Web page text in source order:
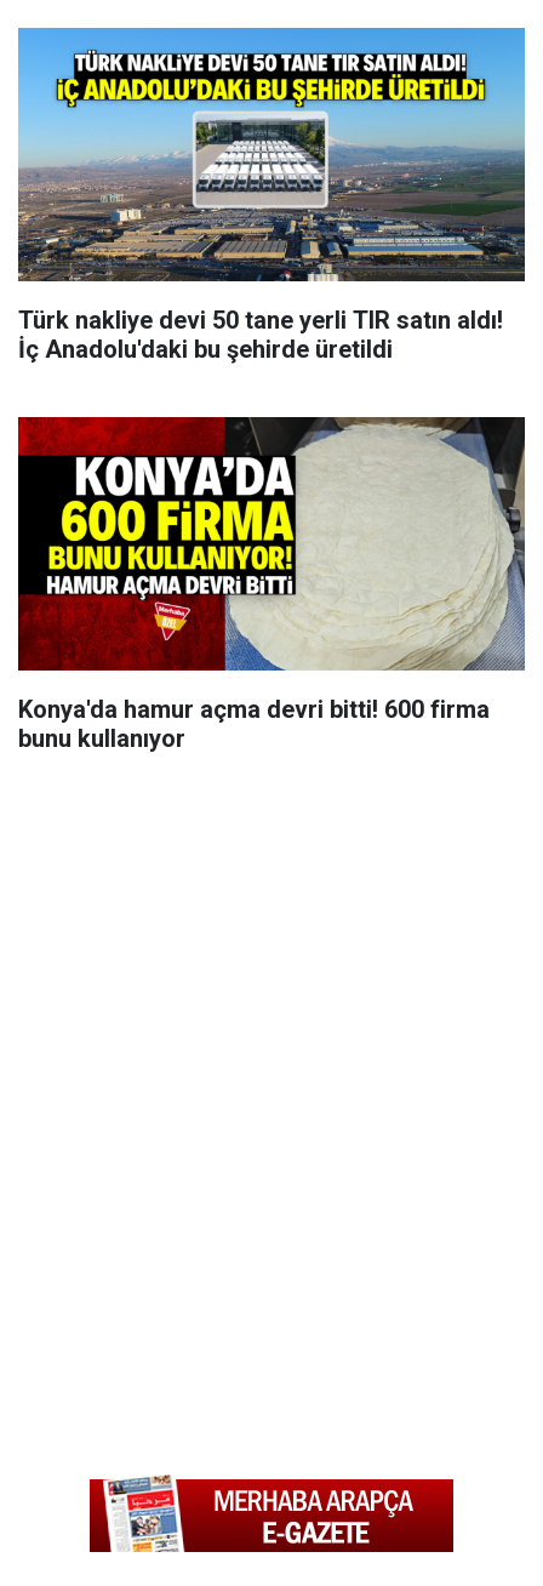
Türk nakliye devi 50 tane yerli TIR satın aldı!
İç Anadolu'daki bu şehirde üretildi
Konya'da hamur açma devri bitti! 600 firma
bunu kullanıyor